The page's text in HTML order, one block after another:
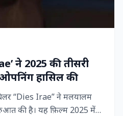
ने 2025 की तीसरी
हासिल की
“Dies Irae” ने मलयालम
की है। यह फ़िल्म 2025 में